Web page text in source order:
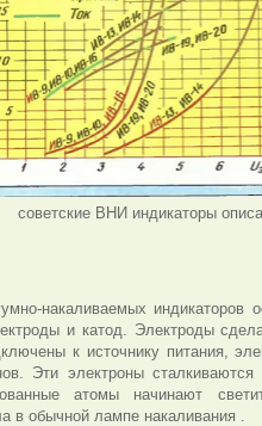
советские ВНИ индикаторы
накаливаемых индикаторов
и катод. Электроды
к источнику питания,
Эти электроны
атомы начинают
в обычной лампе накаливания .